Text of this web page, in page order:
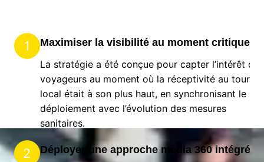
1
Maximiser la visibilité au moment critique
La stratégie a été conçue pour capter l’intérêt des
voyageurs au moment où la réceptivité au
local était à son plus haut, en synchronisant le
déploiement avec l’évolution des mesures
sanitaires.
2
Déployer une approche média 360 intégrée